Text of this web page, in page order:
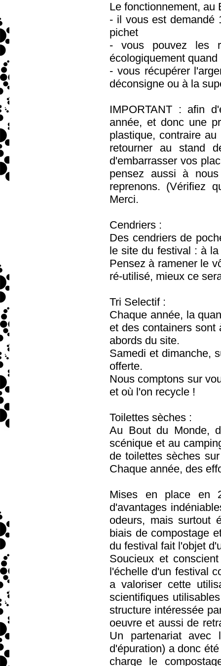
Le fonctionnement, au
- il vous est demandé
pichet
- vous pouvez les
écologiquement
- vous récupérer
déconsigne ou à la
IMPORTANT : afin
année, et donc une
plastique, contraire
retourner au stand
d'embarrasser vos
pensez aussi à
reprenons. (Vérifiez
Merci.
Cendriers :
Des cendriers de
le site du festival : à
Pensez à ramener le
ré-utilisé, mieux ce
Tri Selectif :
Chaque année, la
et des containers sont
abords du site.
Samedi et dimanche,
offerte.
Nous comptons sur
et où l'on recycle !
Toilettes sèches :
Au Bout du Monde,
scénique et au
de toilettes sèches
Chaque année, des
Mises en place en
d'avantages
odeurs, mais surtout
biais de compostage
du festival fait l'objet
Soucieux et
l'échelle d'un festival
a valoriser cette
scientifiques
structure intéressée
oeuvre et aussi de
Un partenariat avec
d'épuration) a donc
charge le